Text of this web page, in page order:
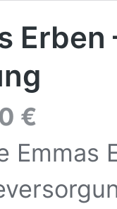
Erben
€
Emmas